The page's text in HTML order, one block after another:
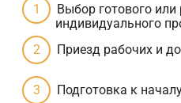
Выбор готового или
индивидуального
Приезд рабочих и
Подготовка к